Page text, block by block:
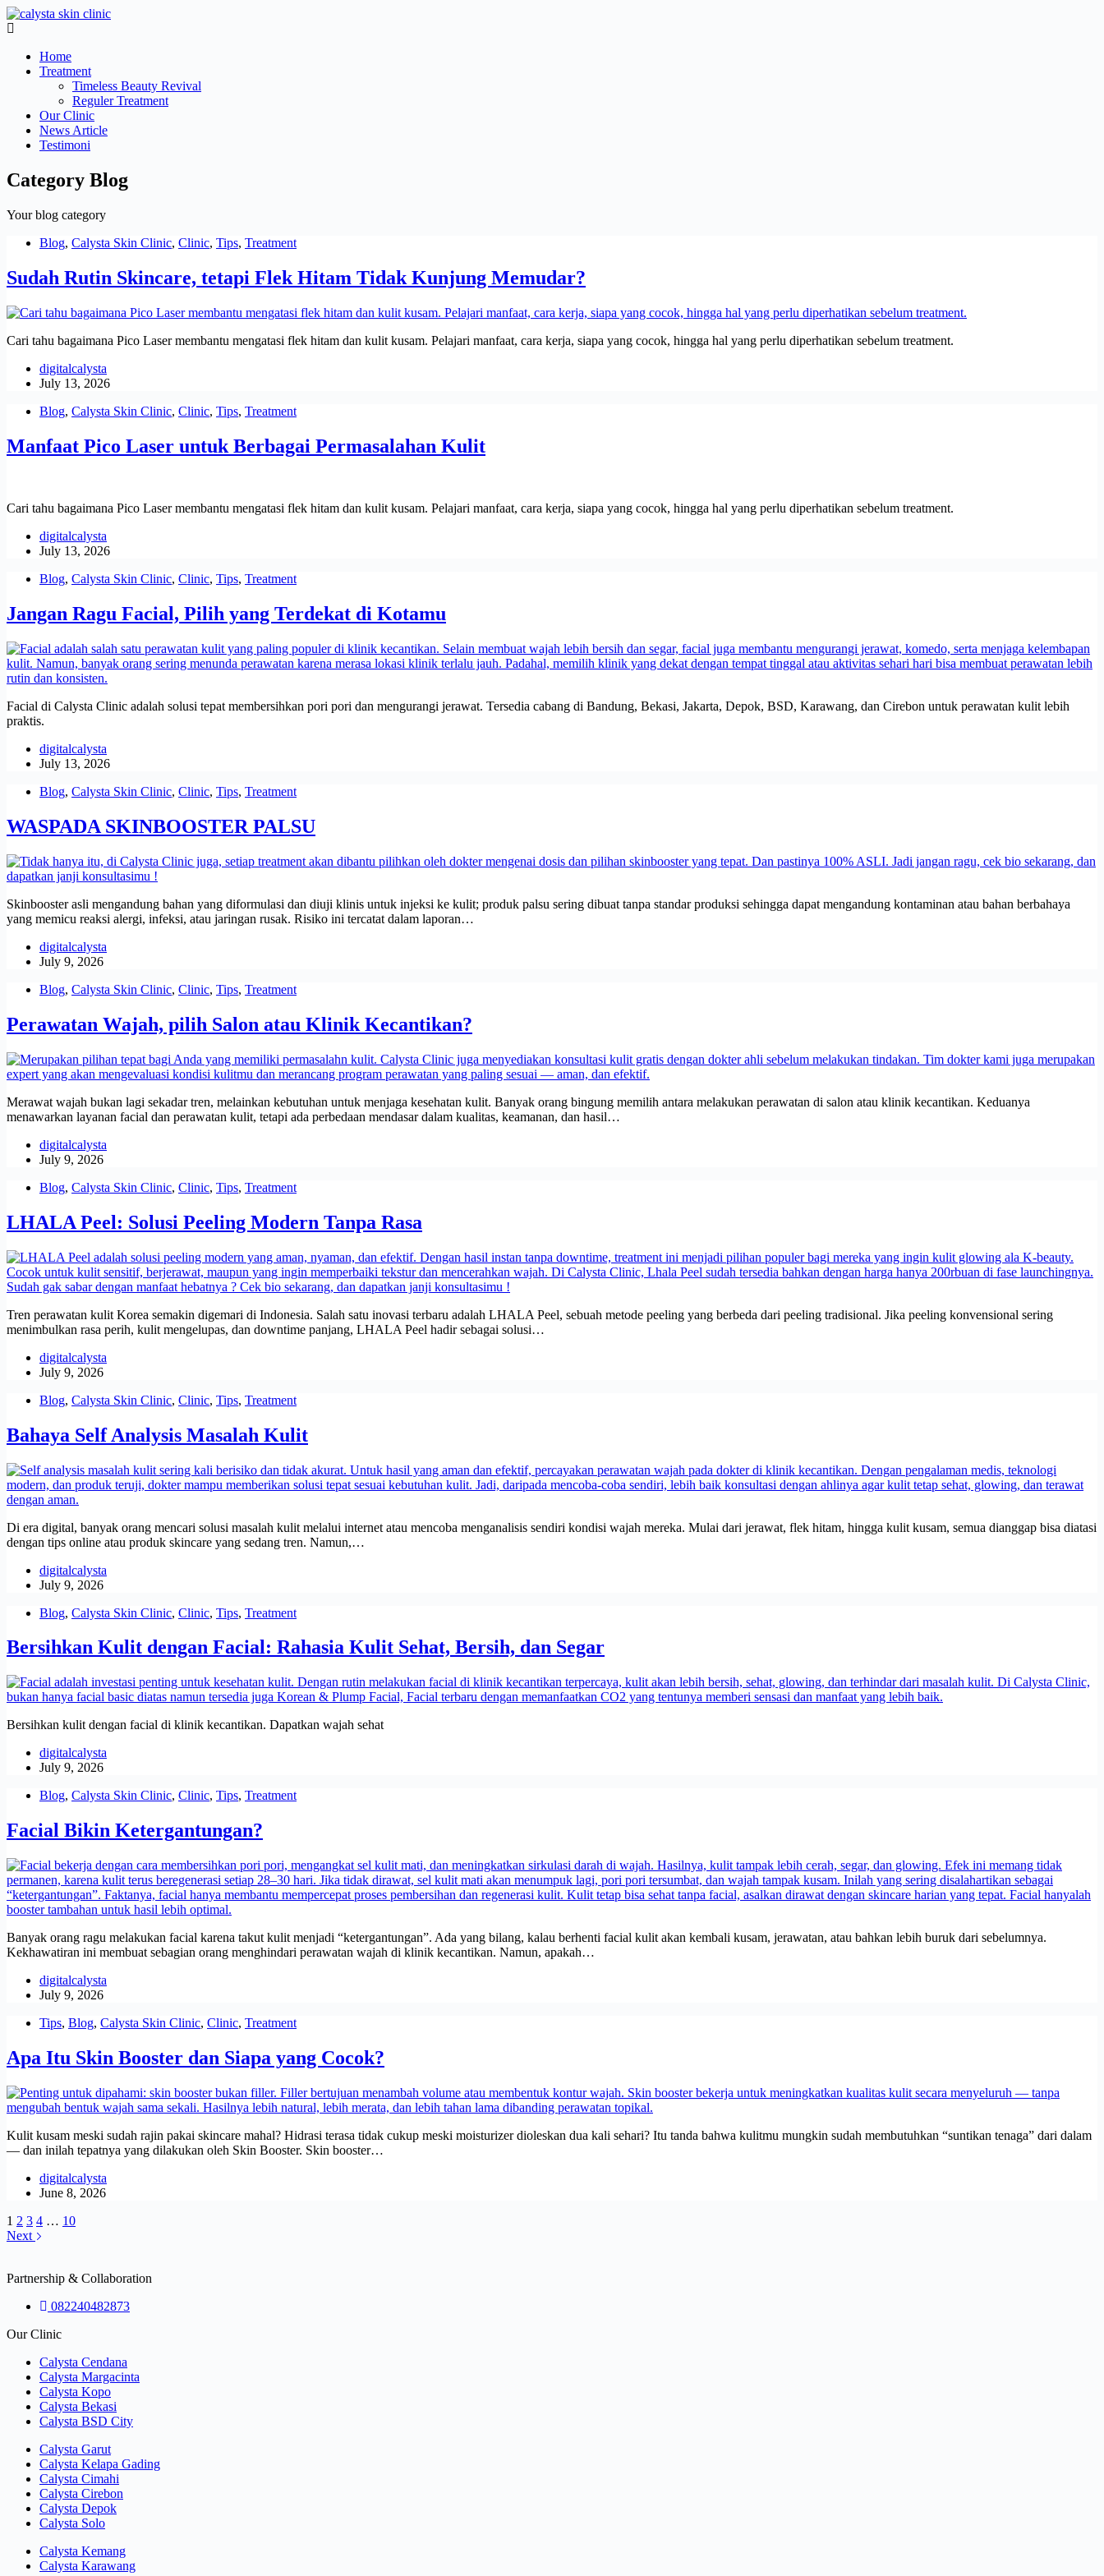
Skip
to
Main
Home
Treatment
Timeless Beauty Revival
Reguler Treatment
Our Clinic
News Article
Testimoni
Category Blog
Your blog category
Blog, Calysta Skin Clinic, Clinic, Tips, Treatment
Sudah Rutin Skincare, tetapi Flek Hitam Tidak Kunjung Memudar?
Cari tahu bagaimana Pico Laser membantu mengatasi flek hitam dan kulit kusam. Pelajari manfaat, cara kerja, siapa yang cocok, hingga hal yang perlu diperhatikan sebelum treatment.
digitalcalysta
July 13, 2026
Blog, Calysta Skin Clinic, Clinic, Tips, Treatment
Manfaat Pico Laser untuk Berbagai Permasalahan Kulit
Cari tahu bagaimana Pico Laser membantu mengatasi flek hitam dan kulit kusam. Pelajari manfaat, cara kerja, siapa yang cocok, hingga hal yang perlu diperhatikan sebelum treatment.
digitalcalysta
July 13, 2026
Blog, Calysta Skin Clinic, Clinic, Tips, Treatment
Jangan Ragu Facial, Pilih yang Terdekat di Kotamu
Facial di Calysta Clinic adalah solusi tepat membersihkan pori pori dan mengurangi jerawat. Tersedia cabang di Bandung, Bekasi, Jakarta, Depok, BSD, Karawang, dan Cirebon untuk perawatan kulit lebih
praktis.
digitalcalysta
July 13, 2026
Blog, Calysta Skin Clinic, Clinic, Tips, Treatment
WASPADA SKINBOOSTER PALSU
Skinbooster asli mengandung bahan yang diformulasi dan diuji klinis untuk injeksi ke kulit; produk palsu sering dibuat tanpa standar produksi sehingga dapat mengandung kontaminan atau bahan berbahaya
yang memicu reaksi alergi, infeksi, atau jaringan rusak. Risiko ini tercatat dalam laporan…
digitalcalysta
July 9, 2026
Blog, Calysta Skin Clinic, Clinic, Tips, Treatment
Perawatan Wajah, pilih Salon atau Klinik Kecantikan?
Merawat wajah bukan lagi sekadar tren, melainkan kebutuhan untuk menjaga kesehatan kulit. Banyak orang bingung memilih antara melakukan perawatan di salon atau klinik kecantikan. Keduanya
menawarkan layanan facial dan perawatan kulit, tetapi ada perbedaan mendasar dalam kualitas, keamanan, dan hasil…
digitalcalysta
July 9, 2026
Blog, Calysta Skin Clinic, Clinic, Tips, Treatment
LHALA Peel: Solusi Peeling Modern Tanpa Rasa
Tren perawatan kulit Korea semakin digemari di Indonesia. Salah satu inovasi terbaru adalah LHALA Peel, sebuah metode peeling yang berbeda dari peeling tradisional. Jika peeling konvensional sering
menimbulkan rasa perih, kulit mengelupas, dan downtime panjang, LHALA Peel hadir sebagai solusi…
digitalcalysta
July 9, 2026
Blog, Calysta Skin Clinic, Clinic, Tips, Treatment
Bahaya Self Analysis Masalah Kulit
Di era digital, banyak orang mencari solusi masalah kulit melalui internet atau mencoba menganalisis sendiri kondisi wajah mereka. Mulai dari jerawat, flek hitam, hingga kulit kusam, semua dianggap bisa diatasi
dengan tips online atau produk skincare yang sedang tren. Namun,…
digitalcalysta
July 9, 2026
Blog, Calysta Skin Clinic, Clinic, Tips, Treatment
Bersihkan Kulit dengan Facial: Rahasia Kulit Sehat, Bersih, dan Segar
Bersihkan kulit dengan facial di klinik kecantikan. Dapatkan wajah sehat
digitalcalysta
July 9, 2026
Blog, Calysta Skin Clinic, Clinic, Tips, Treatment
Facial Bikin Ketergantungan?
Banyak orang ragu melakukan facial karena takut kulit menjadi “ketergantungan”. Ada yang bilang, kalau berhenti facial kulit akan kembali kusam, jerawatan, atau bahkan lebih buruk dari sebelumnya.
Kekhawatiran ini membuat sebagian orang menghindari perawatan wajah di klinik kecantikan. Namun, apakah…
digitalcalysta
July 9, 2026
Tips, Blog, Calysta Skin Clinic, Clinic, Treatment
Apa Itu Skin Booster dan Siapa yang Cocok?
Kulit kusam meski sudah rajin pakai skincare mahal? Hidrasi terasa tidak cukup meski moisturizer dioleskan dua kali sehari? Itu tanda bahwa kulitmu mungkin sudah membutuhkan “suntikan tenaga” dari dalam
— dan inilah tepatnya yang dilakukan oleh Skin Booster. Skin booster…
digitalcalysta
June 8, 2026
1 2 3 4 … 10
Next
Partnership & Collaboration
082240482873
Our Clinic
Calysta Cendana
Calysta Margacinta
Calysta Kopo
Calysta Bekasi
Calysta BSD City
Calysta Garut
Calysta Kelapa Gading
Calysta Cimahi
Calysta Cirebon
Calysta Depok
Calysta Solo
Calysta Kemang
Calysta Karawang